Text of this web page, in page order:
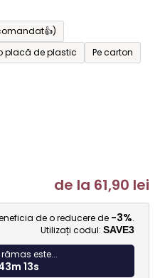
placă de plastic Pe carton
de la 61,90 lei
de o reducere de -3%.
Utilizați codul: SAVE3
este...
12s